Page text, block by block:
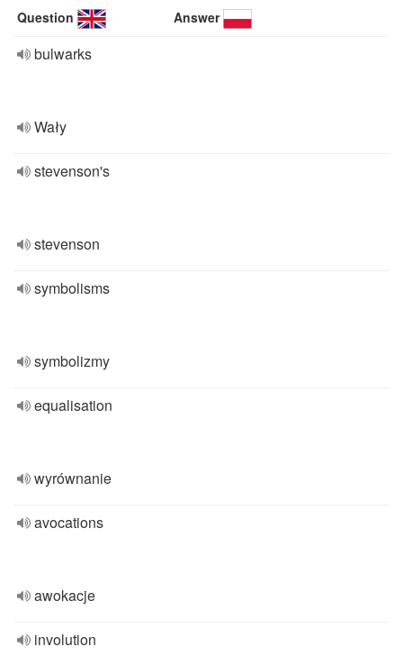
Question Answer
bulwarks
Wały
stevenson's
stevenson
symbolisms
symbolizmy
equalisation
wyrównanie
avocations
awokacje
involution